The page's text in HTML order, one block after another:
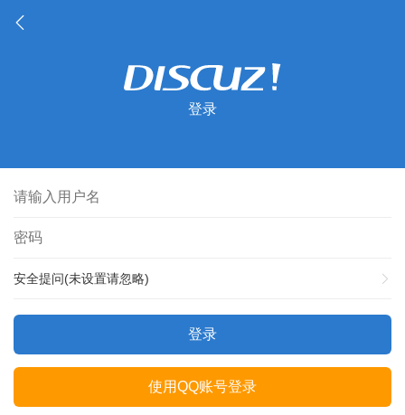
登录
安全提问(未设置请忽略)
登录
使用QQ账号登录